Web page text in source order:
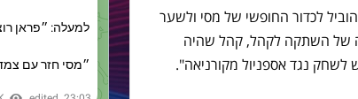
לכדור החופשי של מסי ולשער
של השתקה לקהל, קהל שהיה
נגד אספניול מקורניאה".